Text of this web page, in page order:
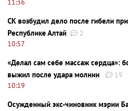
11:36
СК возбудил дело после гибели
Республике Алтай
2
10:57
«Делал сам себе массаж сердца»:
выжил после удара молнии
19
10:19
Осужденный экс-чиновник мэрии